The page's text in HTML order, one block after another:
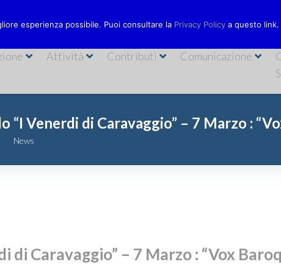
089 230611
Attività Contributi Comunicazione
“I Venerdi di Caravaggio” – 7 Marzo :
News
di Caravaggio” – 7 Marzo : “Vox
esperienza possibile. Puoi consultare la Privacy Policya questo link.